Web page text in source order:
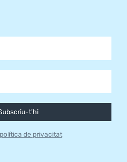
t'hi
política de privacitat